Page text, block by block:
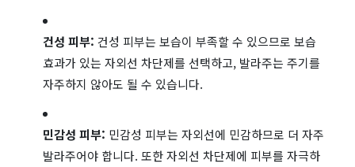
건성 피부: 건성 피부는 보습이 부족할 수 있으므로 보습
효과가 있는 자외선 차단제를 선택하고, 발라주는 주기를
자주하지 않아도 될 수 있습니다.
민감성 피부: 민감성 피부는 자외선에 민감하므로 더 자주
발라주어야 합니다. 또한 자외선 차단제에 피부를 자극하